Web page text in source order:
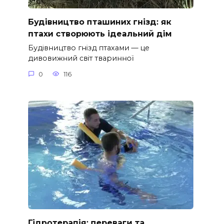
Будівництво пташиних гнізд: як
птахи створюють ідеальний дім
Будівництво гнізд птахами — це
дивовижний світ тваринної
0 116